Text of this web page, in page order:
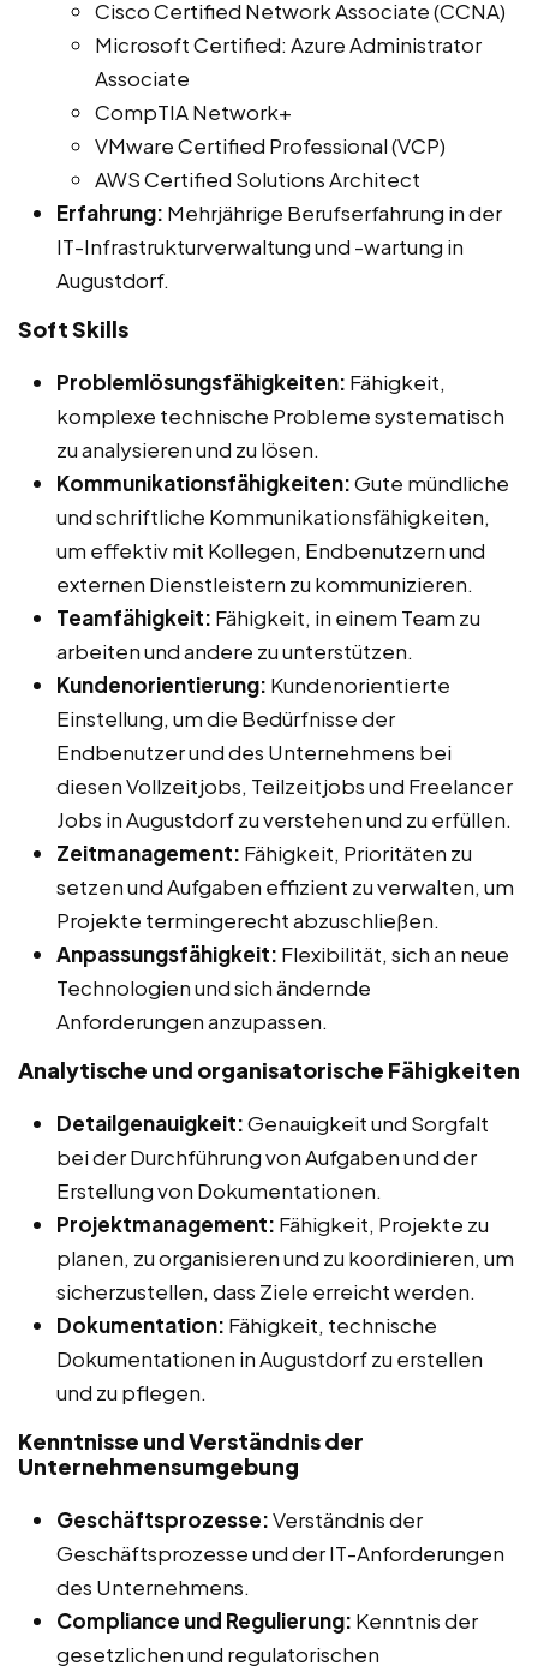
Cisco Certified Network Associate (CCNA)
Microsoft Certified: Azure Administrator
Associate
CompTIA Network+
VMware Certified Professional (VCP)
AWS Certified Solutions Architect
Erfahrung: Mehrjährige Berufserfahrung in der
IT-Infrastrukturverwaltung und -wartung in
Augustdorf.
Soft Skills
Problemlösungsfähigkeiten: Fähigkeit,
komplexe technische Probleme systematisch
zu analysieren und zu lösen.
Kommunikationsfähigkeiten:Gute mündliche
und schriftliche Kommunikationsfähigkeiten,
um effektiv mit Kollegen, Endbenutzern und
externen Dienstleistern zu kommunizieren.
Teamfähigkeit: Fähigkeit, in einem Team zu
arbeiten und andere zu unterstützen.
Kundenorientierung: Kundenorientierte
Einstellung, um die Bedürfnisse der
Endbenutzer und des Unternehmens bei
diesen Vollzeitjobs, Teilzeitjobs und Freelancer
Jobs in Augustdorf zu verstehen und zu erfüllen.
Zeitmanagement: Fähigkeit, Prioritäten zu
setzen und Aufgaben effizient zu verwalten, um
Projekte termingerecht abzuschließen.
Anpassungsfähigkeit: Flexibilität, sich an neue
Technologien und sich ändernde
Anforderungen anzupassen.
Analytische und organisatorische Fähigkeiten
Detailgenauigkeit:Genauigkeit und Sorgfalt
bei der Durchführung von Aufgaben und der
Erstellung von Dokumentationen.
Projektmanagement: Fähigkeit, Projekte zu
planen, zu organisieren und zu koordinieren, um
sicherzustellen, dass Ziele erreicht werden.
Dokumentation: Fähigkeit, technische
Dokumentationen in Augustdorf zu erstellen
und zu pflegen.
Kenntnisse und Verständnis der
Unternehmensumgebung
Geschäftsprozesse:Verständnis der
Geschäftsprozesse und der IT-Anforderungen
des Unternehmens.
Compliance und Regulierung: Kenntnis der
gesetzlichen und regulatorischen